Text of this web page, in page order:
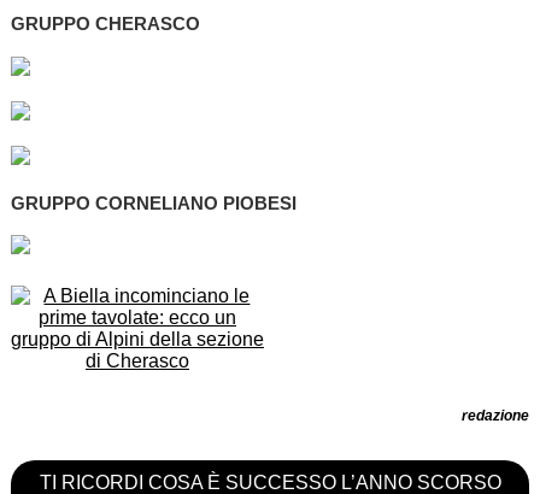
GRUPPO CHERASCO
GRUPPO CORNELIANO PIOBESI
redazione
TI RICORDI COSA È SUCCESSO L’ANNO SCORSO